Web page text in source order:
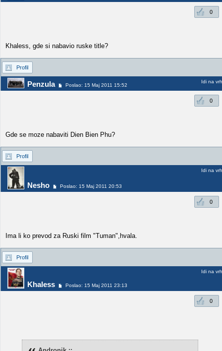
0
Khaless, gde si nabavio ruske title?
Profil
Penzula Poslao: 15 Maj 2011 15:52
Idi na vrh
0
Gde se moze nabaviti Dien Bien Phu?
Profil
Nesho Poslao: 15 Maj 2011 20:53
Idi na vrh
0
Ima li ko prevod za Ruski film "Tuman",hvala.
Profil
Khaless Poslao: 15 Maj 2011 23:13
Idi na vrh
0